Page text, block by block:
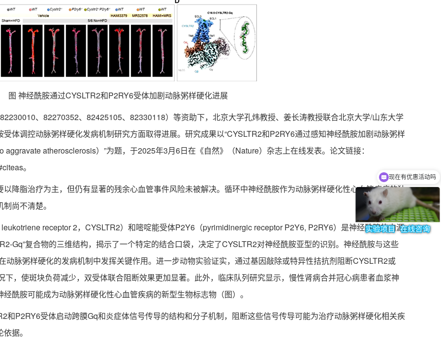
神经酰胺通过CYSLTR2和P2RY6受体加剧动脉粥样硬化进展
、82270352、82425105、82330118）等资助下，北京大学孔炜教授、姜长涛教授联合北京大学/山东大学
体调控动脉粥样硬化发病机制研究方面取得进展。研究成果以“CYSLTR2和P2RY6通过感知神经酰胺加剧动脉粥样
atherosclerosis）”为题，于2025年3月6日在《自然》（Nature）杂志上在线发表。论文链接：
。
脂治疗为主，但仍有显著的残余心血管事件风险未被解决。循环中神经酰胺作为动脉粥样硬化性心血管疾病的独
尚不清楚。
receptor 2，CYSLTR2）和嘧啶能受体P2Y6（pyrimidinergic receptor P2Y6, P2RY6）是神经酰胺的内源
Gq”复合物的三维结构，揭示了一个特定的结合口袋，决定了CYSLTR2对神经酰胺亚型的识别。神经酰胺与这些
脉粥样硬化的发病机制中发挥关键作用。进一步动物实验证实，通过基因敲除或特异性拮抗剂阻断CYSLTR2或
，使斑块负荷减少，双受体联合阻断效果更加显著。此外，临床队列研究显示，慢性肾病合并冠心病患者血浆神
酰胺可能成为动脉粥样硬化性心血管疾病的新型生物标志物（图）。
受体启动跨膜Gq和炎症体信号传导的结构和分子机制，阻断这些信号传导可能为治疗动脉粥样硬化相关疾
据。
可以介绍下你们的产品么
现在有优惠活动吗